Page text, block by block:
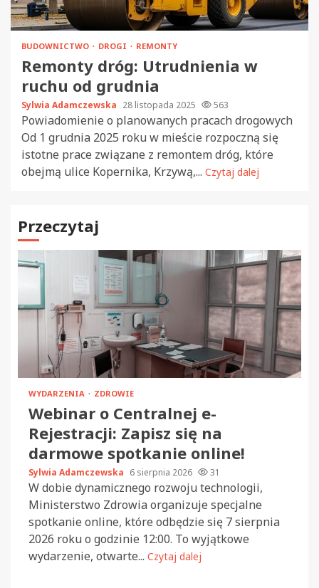
BUDOWNICTWO DROGI REMONTY
Remonty dróg: Utrudnienia w
ruchu od grudnia
Sylwia Adamczewska 28 listopada 2025 563
Powiadomienie o planowanych pracach drogowych
Od 1 grudnia 2025 roku w mieście rozpoczną się
istotne prace związane z remontem dróg, które
obejmą ulice Kopernika, Krzywą,... Czytaj dalej
Przeczytaj
WYDARZENIA ZDROWIE
Webinar o Centralnej e-
Rejestracji: Zapisz się na
darmowe spotkanie online!
Sylwia Adamczewska 6 sierpnia 2026 31
W dobie dynamicznego rozwoju technologii,
Ministerstwo Zdrowia organizuje specjalne
spotkanie online, które odbędzie się 7 sierpnia
2026 roku o godzinie 12:00. To wyjątkowe
wydarzenie, otwarte... Czytaj dalej